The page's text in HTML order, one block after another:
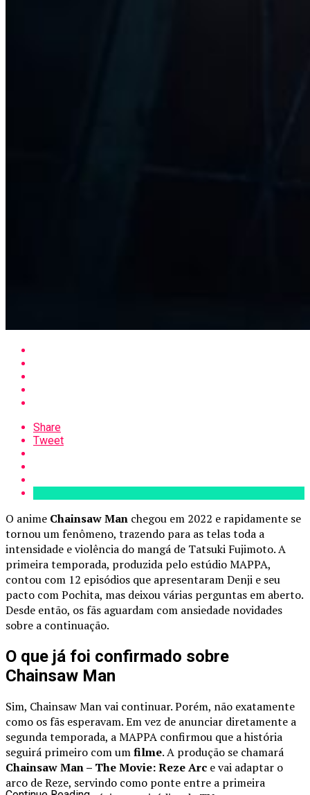
Share
Tweet
O anime Chainsaw Man chegou em 2022 e rapidamente se
tornou um fenômeno, trazendo para as telas toda a
intensidade e violência do mangá de Tatsuki Fujimoto. A
primeira temporada, produzida pelo estúdio MAPPA,
contou com 12 episódios que apresentaram Denji e seu
pacto com Pochita, mas deixou várias perguntas em aberto.
Desde então, os fãs aguardam com ansiedade novidades
sobre a continuação.
O que já foi confirmado sobre
Chainsaw Man
Sim, Chainsaw Man vai continuar. Porém, não exatamente
como os fãs esperavam. Em vez de anunciar diretamente a
segunda temporada, a MAPPA confirmou que a história
seguirá primeiro com umfilme. A produção se chamará
Chainsaw Man – The Movie: Reze Arc e vai adaptar o
arco de Reze, servindo como ponte entre a primeira